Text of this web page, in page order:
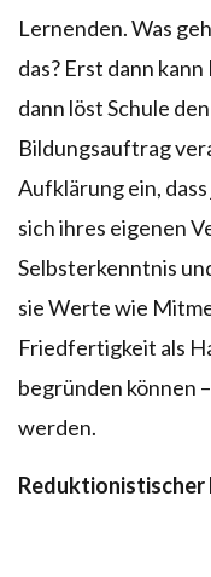
Lernenden. Was
das? Erst dann
dann löst Schule
Bildungsauftrag
Aufklärung ein,
sich ihres eigenen
Selbsterkenntnis
sie Werte wie
Friedfertigkeit als
begründen können
werden.